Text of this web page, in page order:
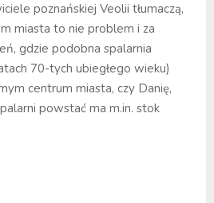
poznańskiej Veolii tłumaczą,
miasta to nie problem i za
gdzie podobna spalarnia
70-tych ubiegłego wieku)
centrum miasta, czy Danię,
powstać ma m.in. stok